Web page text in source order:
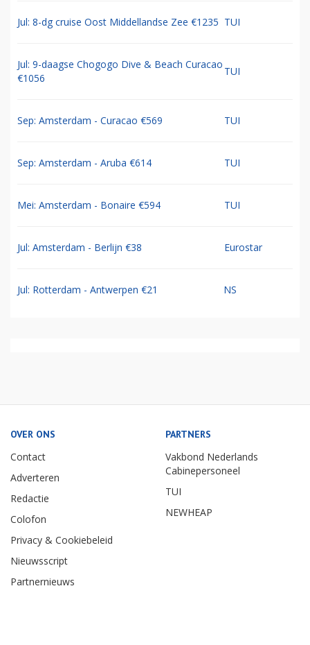
Jul: 8-dg cruise Oost Middellandse Zee €1235 TUI
Jul: 9-daagse Chogogo Dive & Beach Curacao
€1056
TUI
Sep: Amsterdam - Curacao €569 TUI
Sep: Amsterdam - Aruba €614 TUI
Mei: Amsterdam - Bonaire €594 TUI
Jul: Amsterdam - Berlijn €38 Eurostar
Jul: Rotterdam - Antwerpen €21 NS
OVER ONS
Contact
Adverteren
Redactie
Colofon
Privacy & Cookiebeleid
Nieuwsscript
Partnernieuws
PARTNERS
Vakbond Nederlands
Cabinepersoneel
TUI
NEWHEAP